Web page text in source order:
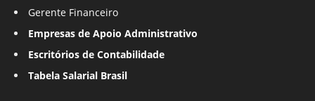
Gerente Financeiro
Empresas de Apoio Administrativo
Escritórios de Contabilidade
Tabela Salarial Brasil